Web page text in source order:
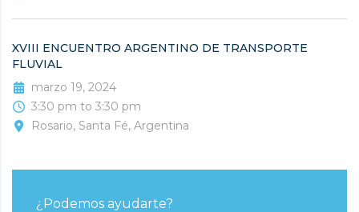
XVIII ENCUENTRO ARGENTINO DE TRANSPORTE
FLUVIAL
marzo 19, 2024
3:30 pm to 3:30 pm
Rosario, Santa Fé, Argentina
¿Podemos ayudarte?